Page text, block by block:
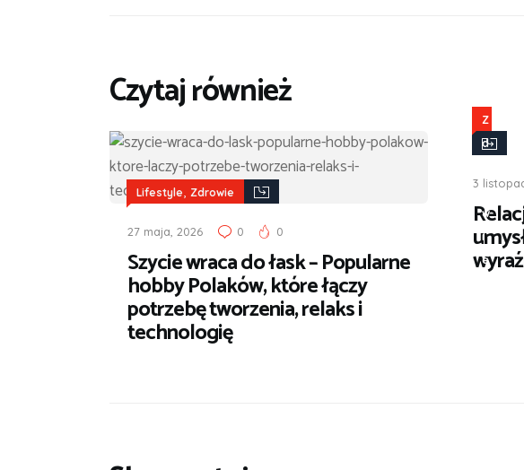
Czytaj również
Lifestyle, Zdrowie
27 maja, 2026 0 0
Szycie wraca do łask – Popularne
hobby Polaków, które łączy
potrzebę tworzenia, relaks i
technologię
Z
d
o
w
i
e
3